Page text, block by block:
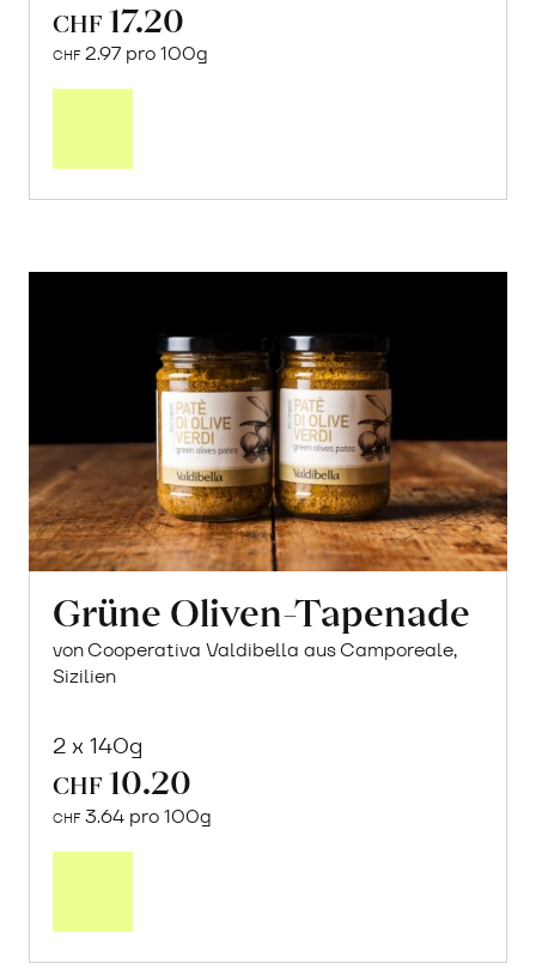
CHF 17.20
CHF 2.97 pro 100g
Grüne Oliven-Tapenade
von Cooperativa Valdibella aus Camporeale,
Sizilien
2 x 140g
CHF 10.20
CHF 3.64 pro 100g